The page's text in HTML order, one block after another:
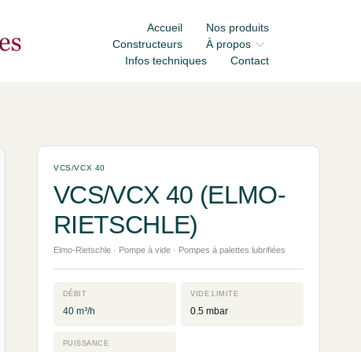
Accueil
Nos produits
Constructeurs
À propos
Infos techniques
Contact
VCS/VCX 40
VCS/VCX 40 (ELMO-
RIETSCHLE)
Elmo-Rietschle · Pompe à vide · Pompes à palettes lubrifiées
DÉBIT
40 m³/h
VIDE LIMITE
0.5 mbar
PUISSANCE